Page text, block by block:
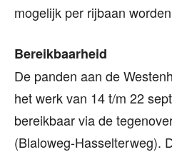
mogelijk per rijbaan
Bereikbaarheid
De panden aan de
het werk van 14 t/m 22
bereikbaar via de
(Blaloweg-Hasselterweg).